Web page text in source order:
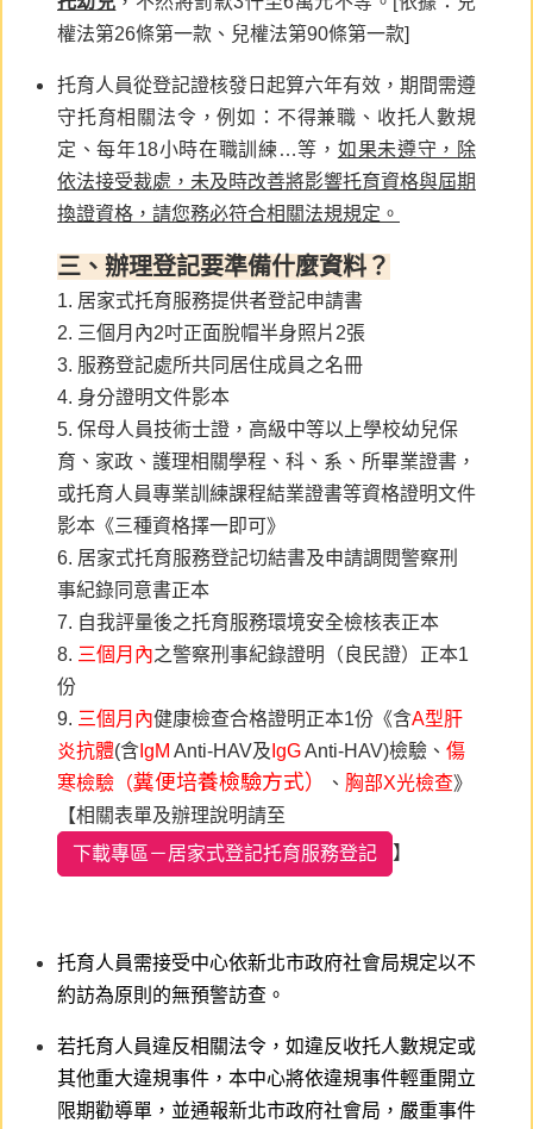
權法第26條第一款、兒權法第90條第一款]
托育人員從登記證核發日起算六年有效，期間需遵
守托育相關法令，例如：不得兼職、收托人數規
定、每年18小時在職訓練…等， 如果未遵守，除
依法接受裁處，未及時改善將影響托育資格與屆期
換證資格，請您務必符合相關法規規定。
三、辦理登記要準備什麼資料？
1. 居家式托育服務提供者登記申請書
2. 三個月內2吋正面脫帽半身照片2張
3. 服務登記處所共同居住成員之名冊
4. 身分證明文件影本
5. 保母人員技術士證，高級中等以上學校幼兒保
育、家政、護理相關學程、科、系、所畢業證書，
或托育人員專業訓練課程結業證書等資格證明文件
影本《三種資格擇一即可》
6. 居家式托育服務登記切結書及申請調閱警察刑
事紀錄同意書正本
7. 自我評量後之托育服務環境安全檢核表正本
8. 三個月內之警察刑事紀錄證明（良民證）正本1
份
9. 三個月內健康檢查合格證明正本1份《含A型肝
炎抗體(含 IgM Anti-HAV及 IgGAnti-HAV)檢驗、 傷
寒檢驗 （糞便培養檢驗方式） 、 胸部X光檢查》
【相關表單及辦理說明請至
下載專區－居家式登記托育服務登記
】
托育人員需接受中心依新北市政府社會局規定以不
約訪為原則的無預警訪查。
若托育人員違反相關法令，如違反收托人數規定或
其他重大違規事件，本中心將依違規事件輕重開立
限期勸導單，並通報新北市政府社會局，嚴重事件